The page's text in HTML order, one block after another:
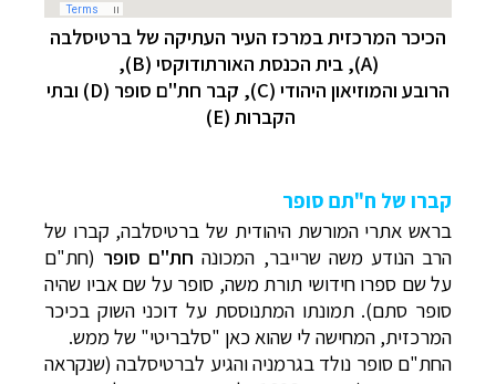
הכיכר המרכזית במרכז העיר העתיקה של ברטיסלבה
(A), בית הכנסת האורתודוקסי (B),
הרובע והמוזיאון היהודי (C),
קבר חת"ם סופר (D) ובתי
הקברות (E)
קברו של ח"תם סופר
בראש אתרי המורשת היהודית של ברטיסלבה, קברו של
הרב הנודע משה שרייבר, המכונה חת"ם סופר (חת"ם
על שם ספרו חידושי תורת משה, סופר על שם אביו שהיה
סופר סתם). תמונתו המתנוססת על דוכני השוק בכיכר
המרכזית, המחישה לי שהוא כאן "סלבריטי" של ממש.
החת"ם סופר נולד בגרמניה והגיע לברטיסלבה (שנקראה